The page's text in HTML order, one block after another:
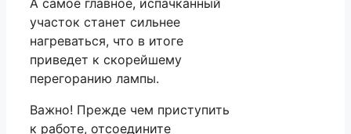
А самое главное, испачканный
участок станет сильнее
нагреваться, что в итоге
приведет к скорейшему
перегоранию лампы.
Важно! Прежде чем приступить
к работе, отсоедините